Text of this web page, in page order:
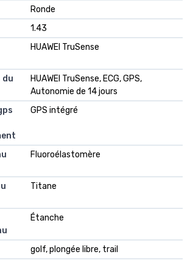
Ronde
1.43
HUAWEI TruSense
du
HUAWEI TruSense, ECG, GPS,
Autonomie de 14 jours
GPS intégré
Fluoroélastomère
Titane
Étanche
golf, plongée libre, trail